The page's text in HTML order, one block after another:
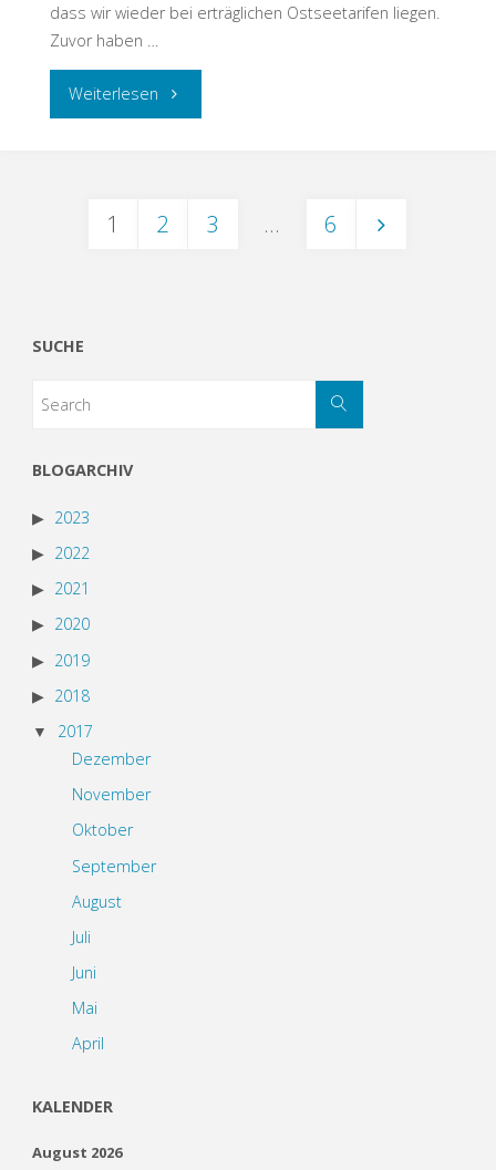
dass wir wieder bei erträglichen Ostseetarifen liegen.
Zuvor haben …
Weiterlesen
1 2 3 … 6
SUCHE
BLOGARCHIV
2023
2022
2021
2020
2019
2018
2017
Dezember
November
Oktober
September
August
Juli
Juni
Mai
April
KALENDER
August 2026